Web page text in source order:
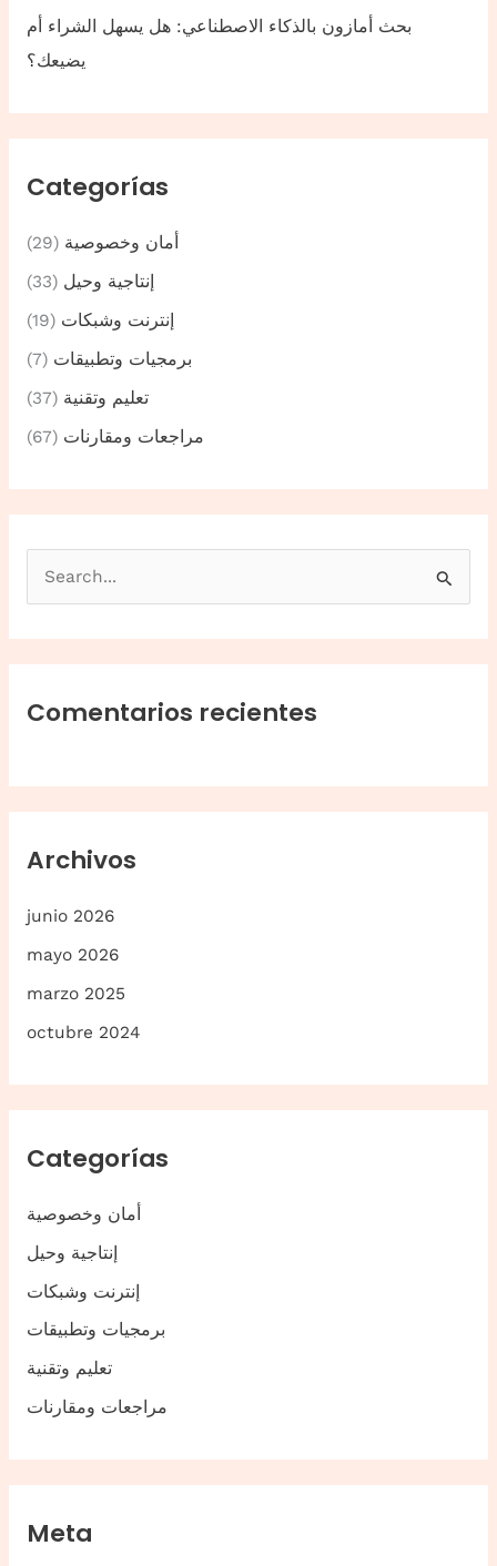
بحث أمازون بالذكاء الاصطناعي: هل يسهل الشراء أم
يضيعك؟
Categorías
أمان وخصوصية (29)
إنتاجية وحيل (33)
إنترنت وشبكات (19)
برمجيات وتطبيقات (7)
تعليم وتقنية (37)
مراجعات ومقارنات (67)
u
c
a
:
Comentarios recientes
Archivos
junio 2026
mayo 2026
marzo 2025
octubre 2024
Categorías
أمان وخصوصية
إنتاجية وحيل
إنترنت وشبكات
برمجيات وتطبيقات
تعليم وتقنية
مراجعات ومقارنات
Meta